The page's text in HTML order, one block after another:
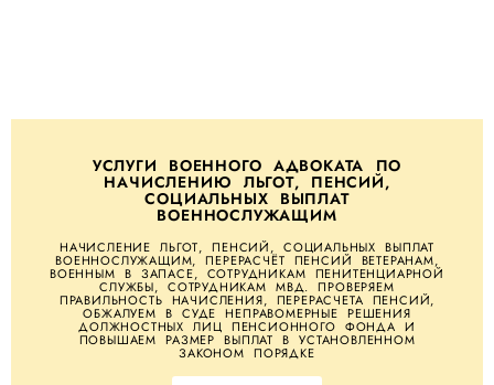
УСЛУГИ ВОЕННОГО АДВОКАТА ПО
НАЧИСЛЕНИЮ ЛЬГОТ, ПЕНСИЙ,
СОЦИАЛЬНЫХ ВЫПЛАТ
ВОЕННОСЛУЖАЩИМ
НАЧИСЛЕНИЕ ЛЬГОТ, ПЕНСИЙ, СОЦИАЛЬНЫХ ВЫПЛАТ
ВОЕННОСЛУЖАЩИМ, ПЕРЕРАСЧЁТ ПЕНСИЙ ВЕТЕРАНАМ,
ВОЕННЫМ В ЗАПАСЕ, СОТРУДНИКАМ ПЕНИТЕНЦИАРНОЙ
СЛУЖБЫ, СОТРУДНИКАМ МВД. ПРОВЕРЯЕМ
ПРАВИЛЬНОСТЬ НАЧИСЛЕНИЯ, ПЕРЕРАСЧЕТА ПЕНСИЙ,
ОБЖАЛУЕМ В СУДЕ НЕПРАВОМЕРНЫЕ РЕШЕНИЯ
ДОЛЖНОСТНЫХ ЛИЦ ПЕНСИОННОГО ФОНДА И
ПОВЫШАЕМ РАЗМЕР ВЫПЛАТ В УСТАНОВЛЕННОМ
ЗАКОНОМ ПОРЯДКЕ